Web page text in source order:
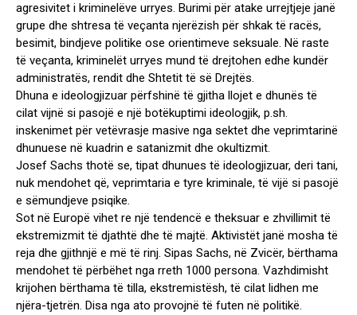
agresivitet i kriminelëve urryes. Burimi për atake urrejtjeje janë
grupe dhe shtresa të veçanta njerëzish për shkak të racës,
besimit, bindjeve politike ose orientimeve seksuale. Në raste
të veçanta, kriminelët urryes mund të drejtohen edhe kundër
administratës, rendit dhe Shtetit të së Drejtës.
Dhuna e ideologjizuar përfshinë të gjitha llojet e dhunës të
cilat vijnë si pasojë e një botëkuptimi ideologjik, p.sh.
inskenimet për vetëvrasje masive nga sektet dhe veprimtarinë
dhunuese në kuadrin e satanizmit dhe okultizmit.
Josef Sachs thotë se, tipat dhunues të ideologjizuar, deri tani,
nuk mendohet që, veprimtaria e tyre kriminale, të vijë si pasojë
e sëmundjeve psiqike.
Sot në Europë vihet re një tendencë e theksuar e zhvillimit të
ekstremizmit të djathtë dhe të majtë. Aktivistët janë mosha të
reja dhe gjithnjë e më të rinj. Sipas Sachs, në Zvicër, bërthama
mendohet të përbëhet nga rreth 1000 persona. Vazhdimisht
krijohen bërthama të tilla, ekstremistësh, të cilat lidhen me
njëra-tjetrën. Disa nga ato provojnë të futen në politikë.